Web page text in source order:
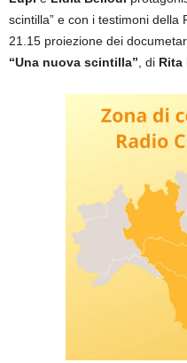
scintilla” e con i testimoni della
21.15 proiezione dei
“Una nuova scintilla” , di Rita